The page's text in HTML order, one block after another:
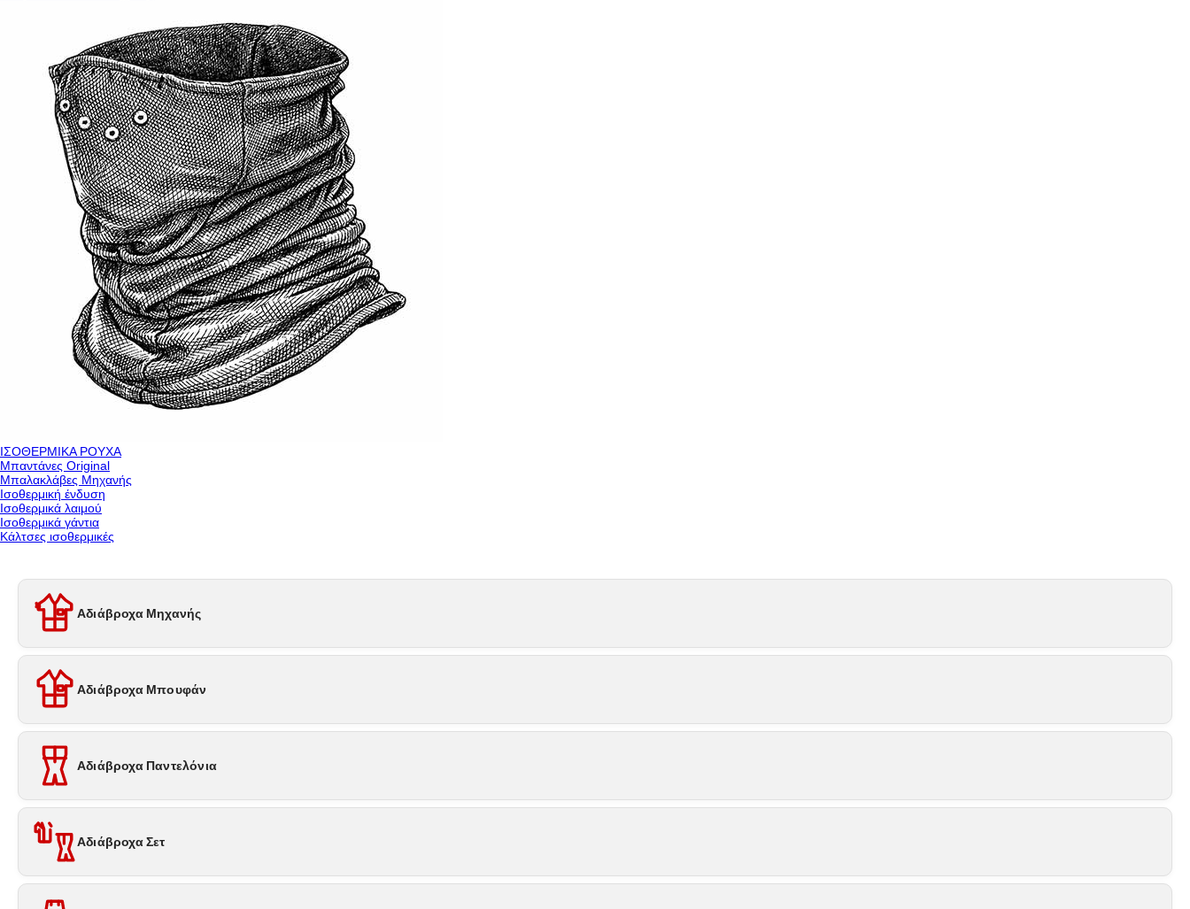
ΙΣΟΘΕΡΜΙΚΑ ΡΟΥΧΑ
Μπαντάνες Original
Μπαλακλάβες Μηχανής
Ισοθερμική ένδυση
Ισοθερμικά λαιμού
Ισοθερμικά γάντια
Κάλτσες ισοθερμικές
Αδιάβροχα Μηχανής
Αδιάβροχα Μπουφάν
Αδιάβροχα Παντελόνια
Αδιάβροχα Σετ